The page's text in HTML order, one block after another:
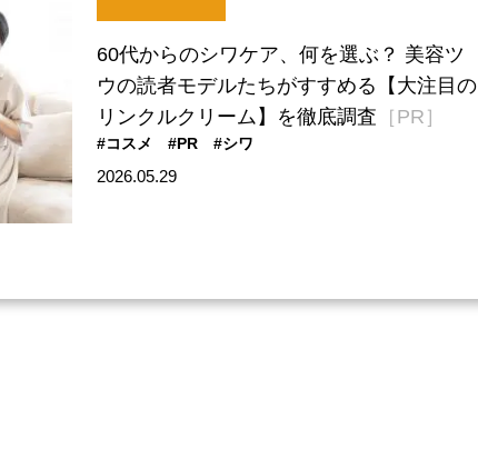
60代からのシワケア、何を選ぶ？ 美容ツ
ウの読者モデルたちがすすめる【大注目の
リンクルクリーム】を徹底調査 ［PR］
#コスメ #PR #シワ
2026.05.29